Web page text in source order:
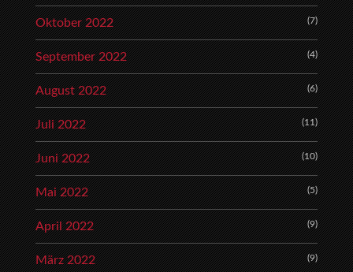
Oktober 2022 (7)
September 2022 (4)
August 2022 (6)
Juli 2022 (11)
Juni 2022 (10)
Mai 2022 (5)
April 2022 (9)
März 2022 (9)